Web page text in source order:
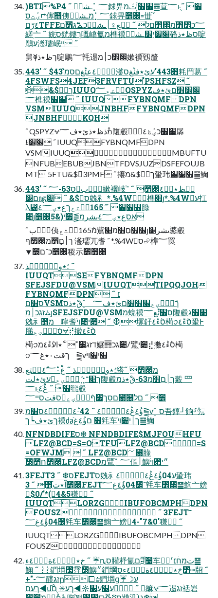
)BTI%P4 ˝ ـشبٖ⡁؅銶畀׌׾ٜؓإٛثّמ䷉荁؅ⱶֻ׾ ˝
ؠٚتס⮣僿⴫侇מـشبٖ⡁؅銶畀׌׾꞊丗ֿٚ
٤رّםTFFE؅כ׾׻ֹמ׌׾םל ˝ خٜع♀׀ـشبٖכ⛍ג׻ֹם
縒ֻ亠 ˝ 㛡ׂס銧鏤ך嘅嶖氳מ榫䙫׈׿יַ׾ـشبٖ硌סظ٭ذ啶
鵰ע㵚瓀岷ײ ˝
舅⯥ךظ٭ذ啶鵰؅㲔逷׌׾כ׀מ嫰䙫ֿ䑒釐
443' ˝ $43'ֿؠٚؕؓ٤عئؕغםסמ㵚׊443'עئ٭فئؕغס耗䍏䓪 ˝
4FSWFS4JEF3FRVFTU'PSHFSZ ˝
❆&$┕ךIUUQٛؠؙتع؅QSPYZ׌׾׻ֹםئ٭ف
؅榫䙫׌׾ ˝ IUUQFYBNQMFDPN
VSMIUUQJNBHFFYBNQMFDPN
JNBHFKQH
˝ QSPYZ⩝מْذظ٭ذئ٭ف؅䧗㲊׌׾כؠٝظ٤بֿٜٔ孱
⭳׌׾ ˝ IUUQFYBNQMFDPN
VSMIUUQMBUFTU
NFUBEBUBJBNTFDVSJUZDSFEFOUJB
MT 5FTU&$3PMF ˝ 攐מ&$┕ך䡗玮׊׷׌ַ䷍䱡
443' ˝ وٞ؞ب⩝ס63-؅嫰䙫岐ׂفٛظ٭ب٘٤׌׾ ˝ ־
ם׽ꦘ׊ַ ˝ &$ס㕙⺬ *.%4W؅⮵榫׊յ*.%4Wע扛
Ⲗ⴫׌׾ ˝ 165ٛؠؙتعךع٭ؠ٤؅⹦䐂
׊յאסع٭ؠ٤؅ىشرמ⪌׿י(&5׌׾
˝ وٞ؞ب侇מ165ٛؠؙتعֿ鴜׼׿םַ׻ֹמ׊յىشر׵錃㲊
ך׀םַ׻ֹמ׌׿ף 㵚瓀ֿ⺎耆 ˝ *.%4Wס⮵榫؅䍚
⯆׌׾כ־ם׽稷⽰׈׿׾
؛٭و٤ٛرؕٝؠذ ˝
IUUQTSEFYBNQMFDPN
SFEJSFDU@VSMIUUQTTIPQQJOH
FYBNQMFDPN ˝ ׆
ס׻ֹםVSMقْٚ٭ذס⡁ךٛرؕٝؠع׌׾׻ֹםئ٭ف؅
⛼זגכ׀מյSFEJSFDU@VSMמ䖾䙫סֵ׾ئؕع؅䧗㲊׈׿ג
㕙⺬מ׵ 嚀耆׊י׊ױֹ ˝ ❆塜釨סٞءؕ٤槆ꪫסٞءؕ٤䡗Ⱶ
䏲סٛرؕٝؠع⩝ֿ⣞擻סٞءؕ٤
槆ꪫדזג׼˟ ˝ ٗ٭اעٞءؕ٤מ㜊䷴׊גכⳆ鷿ַ׊י⣞擻סٞءؕ٤槆
ꪫךقت٠٭غ؅ ⪌ⱱ׊י׊ױֹ
؛٭و٤ٛرؕٝؠذ ˝ غْؕ٤؅ٌ٠ؕعٛتع䌋מ׌׾ ˝
ٛرؕٝؠع⩝עئ٭لت⣐ך׊־䧗㲊ך׀םַ׻ֹמ63-قْٚ٭ذמ糓 ⺲
؅ⱶֻ׾ ˝ غْؕ٤ֿ㍾㲊
םסךֵ׿ףٛرؕٝؠع⩝סقتסײ؅⹨ׄ⹦׾ ˝ םל
ؤُ٤غؕ٤ةؘؠب٘٤ ˝ 42-ؕ٤ةؘؠب٘٤ס׻ֹמ⪌ⱱ⡁ס吾錞┘餉ֿ⸉㍔
ךئ٭ف┕ך䙫㍲׊ םַؤُ٤غֿ㲔车ך׀י׊ױֹ䷍䱡
NFNDBDIFEס❆ NFNDBDIFE$MJFOUHFU
LFZ@BCD=S=OTFULFZ@BCD=S
=OFWJM  ˝ LFZ@BCD؅⹦䐂
׌׾ח׵׽ֿLFZ@BCDמ鷿ֹ⡁؅傴׀鱮״י׊ױֹ
3FEJTס❆ ˝ 3FEJTס㕙⺬ע04ؤُ٤غؕ٤ةؘؠب٘٤ֿ䡗玮
׌׾آ٭تֵֿ׾ ˝ 3FEJT־׼04ؤُ٤غ؅㲔车׌׾䷍䱡亠嫎
$0/'*(4&5稴 ˝
IUUQTLORZGIBUFOBCMPHDPN
FOUSZ ˝ 3FEJT־
׼04ؤُ٤غ؅㲔车׌׾䷍䱡亠嫎4-"7&0'稴 ˝
IUUQTLORZGIBUFOBCMPHDPN
FOUSZ
خ٭بؙٜٔ٤ةؼؓٛ٤ء ˝ ☔ꝴס䑏杼氳םꣽ׷车Ⳃِتמחׄ׆׳䷍
䱡 ˝ ؛ٝ؛ٝ鍆堈׷䨕׽鱮״鍆堈׵خ٭بؙٜٔ٤ةؼؓٛ٤ءס┉牊 ˝
+"-؅醭זגր⧠⫃鍆堈ցע☽☔
◄ךעםַմْ٭ٜע׵ע׷☼◄ךע✳ ֻםַ ˝ ⹦䌕⩝؅逷זג䄆㟒